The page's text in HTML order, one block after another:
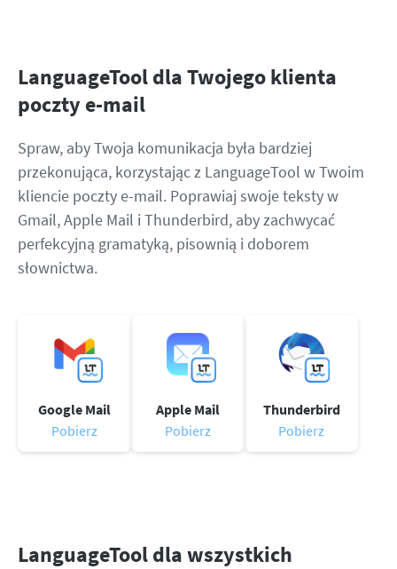
LanguageTool dla Twojego klienta
poczty e-mail
Spraw, aby Twoja komunikacja była bardziej
przekonująca, korzystając z LanguageTool w Twoim
kliencie poczty e-mail. Poprawiaj swoje teksty w
Gmail, Apple Mail i Thunderbird, aby zachwycać
perfekcyjną gramatyką, pisownią i doborem
słownictwa.
Google Mail
Pobierz
Apple Mail
Pobierz
Thunderbird
Pobierz
LanguageTool dla wszystkich